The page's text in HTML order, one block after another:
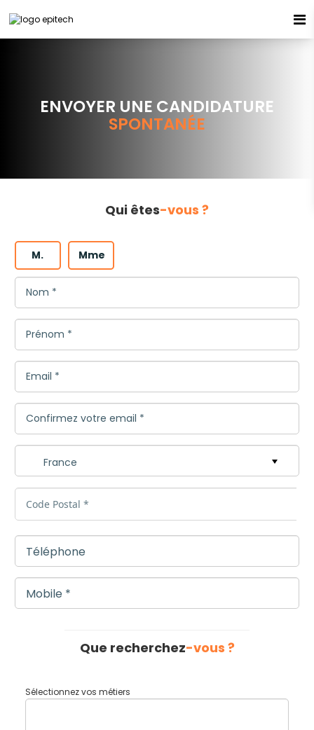
Se souvenir de moi
ENVOYER UNE CANDIDATURE
SPONTANÉE
Qui êtes-vous ?
M. Mme
Que recherchez-vous ?
Sélectionnez vos métiers